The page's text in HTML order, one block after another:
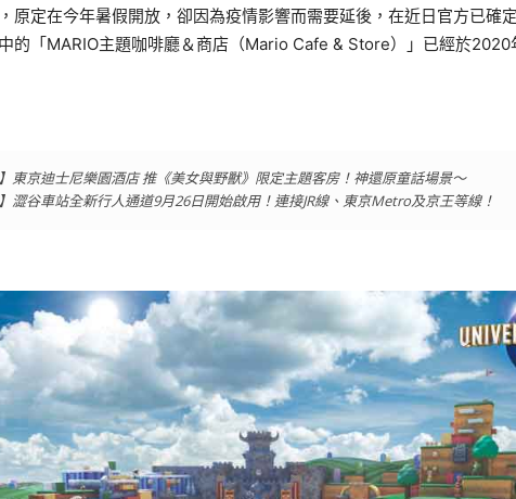
原定在今年暑假開放，卻因為疫情影響而需要延後，在近日官方已確
的「MARIO主題咖啡廳＆商店（Mario Cafe & Store）」已經於2020
】東京迪士尼樂園酒店 推《美女與野獸》限定主題客房！神還原童話場景～
】澀谷車站全新行人通道9月26日開始啟用！連接JR線、東京Metro及京王等線！